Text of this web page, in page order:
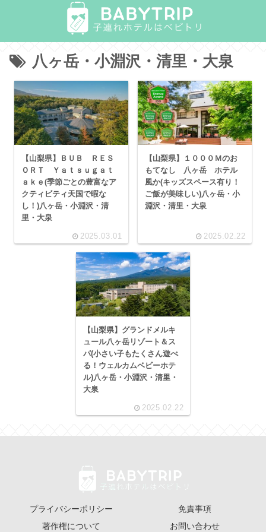
八ヶ岳・小淵沢・清里・大泉
【山梨県】ＢＵＢ ＲＥＳ
ＯＲＴ Ｙａｔｓｕｇａｔ
ａｋｅ(季節ごとの豊富なア
クティビティ天国で暇な
し！)八ヶ岳・小淵沢・清
里・大泉
2025.03.01
【山梨県】１０００Ｍのお
もてなし 八ヶ岳 ホテル
風か(キッズスペース有り！
ご飯が美味しい)八ヶ岳・小
淵沢・清里・大泉
2025.02.22
【山梨県】グランドメルキ
ュール八ヶ岳リゾート＆ス
パ(小さい子もたくさん遊べ
る！ウェルカムベビーホテ
ル)八ヶ岳・小淵沢・清里・
大泉
2025.02.22
プライバシーポリシー
免責事項
著作権について
お問い合わせ